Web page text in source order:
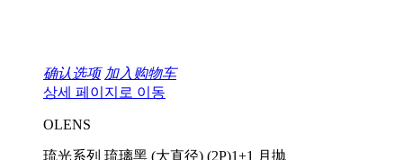
确认选项 加入购物车
상세 페이지로 이동
OLENS
琉光系列 琉璃黑 (大直径) (2P)1+1 月抛